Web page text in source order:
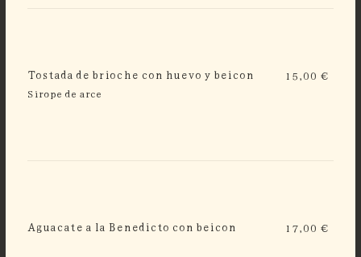
Tostada de brioche con huevo y beicon
Sirope de arce
15,00 €
Aguacate a la Benedicto con beicon 17,00 €